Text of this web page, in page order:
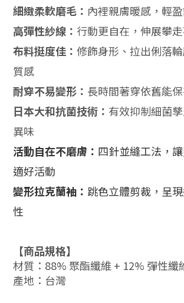
細緻柔軟磨毛： 內裡親膚暖感，輕
高彈性紗線： 行動更自在，伸展攀
布料挺度佳： 修飾身形、拉出俐落
質感
耐穿不易變形： 長時間著穿依舊能
日本大和抗菌技術： 有效抑制細菌
異味
活動自在不磨膚： 四針並縫工法，
適好活動
變形拉克蘭袖： 跳色立體剪裁，呈
性
【商品規格】
材質：88% 聚酯纖維 + 12% 彈性纖
產地：台灣